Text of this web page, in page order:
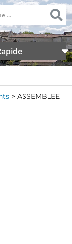
> ASSEMBLEE